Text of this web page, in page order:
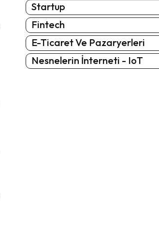
Startup
Fintech
E-Ticaret Ve Pazaryerleri
Nesnelerin İnterneti - IoT